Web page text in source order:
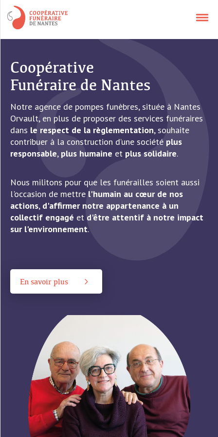
APPELER UN CONSEILLER
CONTACT
QUI SOMMES-NOUS ?
AVIS DÉCÈS
Coopérative
Funéraire de Nantes
Notre agence de pompes funèbres, située à Nantes
Orvault, en plus de proposer des services funéraires
dans le respect de la règlementation, souhaite
contribuer à la construction d’une société plus
responsable, plus humaine et plus solidaire.
Nous militons pour que les funérailles soient aussi
l'occasion de mettre l'humain au cœur de nos
actions, d'affirmer notre appartenance à un
collectif engagé et d'être attentif à notre impact
sur l'environnement.
En savoir plus